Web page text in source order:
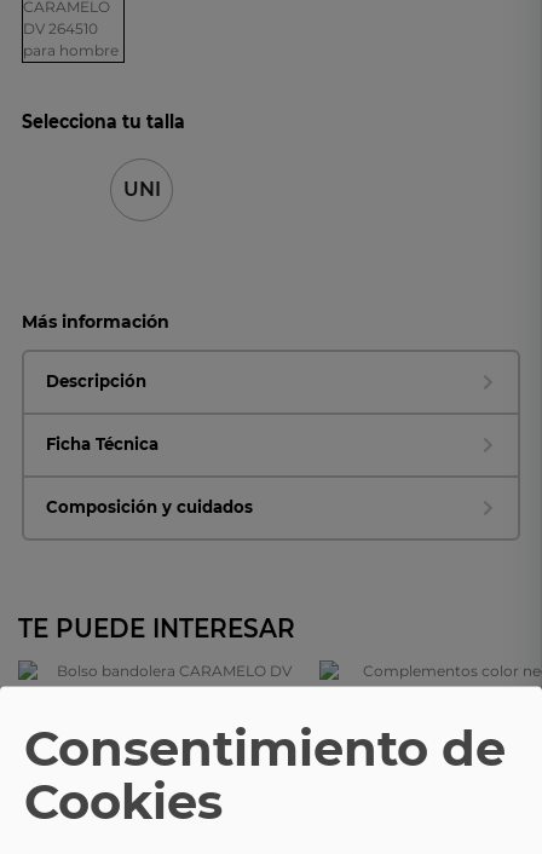
Selecciona tu talla
UNI
Más información
Descripción
Ficha Técnica
Composición y cuidados
TE PUEDE INTERESAR
CARAMELO DV
Bolso Bandolera CARAMELO DV
221910 En Negro Para Hombre
39,95 €
CARAMELO DV
Complementos Color Negro
Consentimiento de
Cookies